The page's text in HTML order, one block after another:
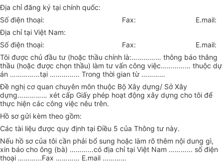
Địa chỉ đăng ký tại chính quốc:
Số điện thoại:
Fax:
E.mail:
Địa chỉ tại Việt Nam:
Số điện thoại: Fax: E.mail:
Tôi được chủ đầu tư (hoặc thầu chính là:…………… thông báo thắng
thầu (hoặc được chọn thầu) làm tư vấn công việc…………… thuộc dự
án ……………tại …………… Trong thời gian từ …………
Đề nghị cơ quan chuyên môn thuộc Bộ Xây dựng/ Sở Xây
dựng…………… xét cấp Giấy phép hoạt động xây dựng cho tôi để
thực hiện các công việc nêu trên.
Hồ sơ gửi kèm theo gồm:
Các tài liệu được quy định tại Điều 5 của Thông tư này.
Nếu hồ sơcủa tôi cần phải bổ sung hoặc làm rõ thêm nội dung gì,
xin báo cho ông (bà) …………có địa chỉ tại Việt Nam ………... số điện
thoại ………...Fax ………… E.mail …………